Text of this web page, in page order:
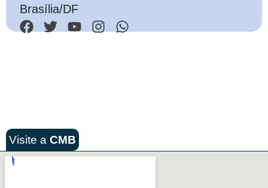
Brasília/DF
Visite a CMB